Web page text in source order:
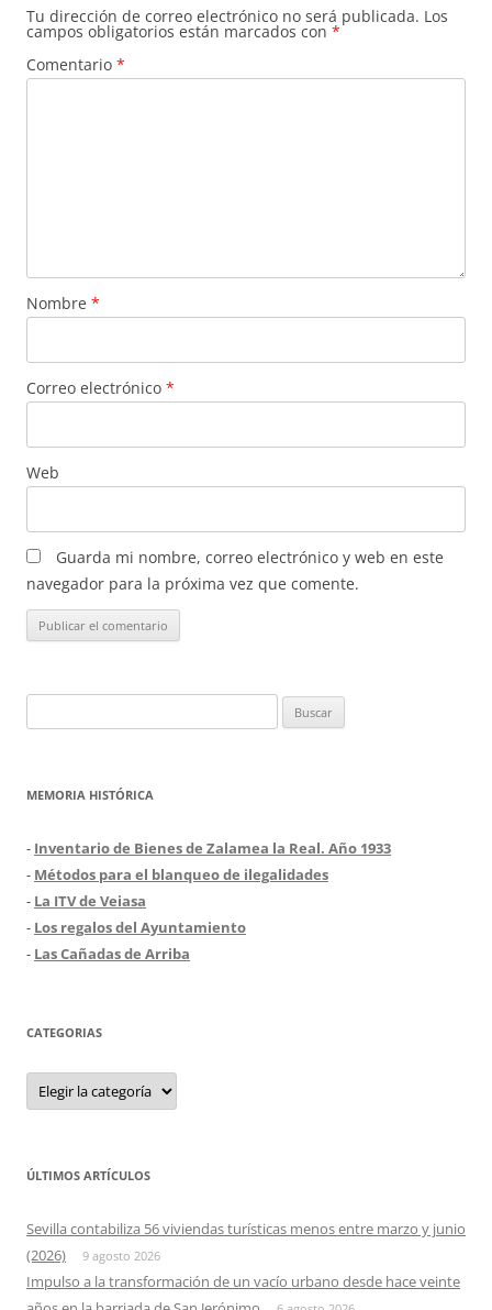
Tu dirección de correo electrónico no será publicada. Los
campos obligatorios están marcados con *
Comentario *
Nombre *
Correo electrónico *
Web
Guarda mi nombre, correo electrónico y web en este
navegador para la próxima vez que comente.
MEMORIA HISTÓRICA
- Inventario de Bienes de Zalamea la Real. Año 1933
- Métodos para el blanqueo de ilegalidades
- La ITV de Veiasa
- Los regalos del Ayuntamiento
- Las Cañadas de Arriba
CATEGORIAS
Categorias
ÚLTIMOS ARTÍCULOS
Sevilla contabiliza 56 viviendas turísticas menos entre marzo y junio
(2026)
9 agosto 2026
Impulso a la transformación de un vacío urbano desde hace veinte